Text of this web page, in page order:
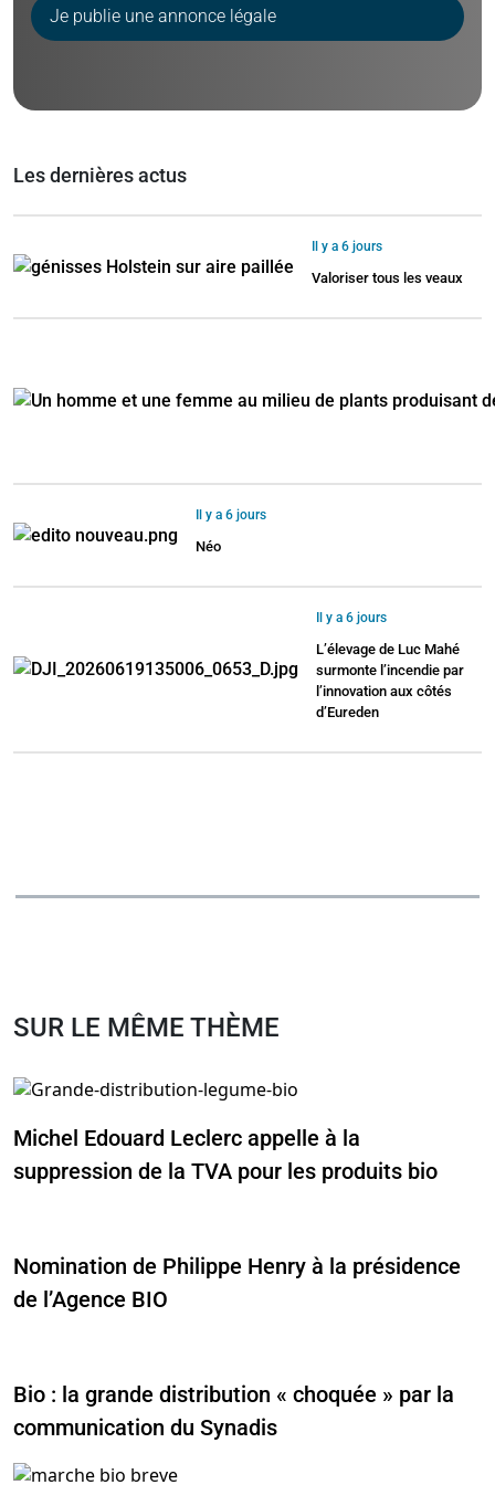
Je publie une annonce légale
Les dernières actus
Il y a 6 jours
Valoriser tous les veaux
Il y a 6 jours
Néo
Il y a 6 jours
L’élevage de Luc Mahé
surmonte l’incendie par
l’innovation aux côtés
d’Eureden
SUR LE MÊME THÈME
Michel Edouard Leclerc appelle à la
suppression de la TVA pour les produits bio
Nomination de Philippe Henry à la présidence
de l’Agence BIO
Bio : la grande distribution « choquée » par la
communication du Synadis